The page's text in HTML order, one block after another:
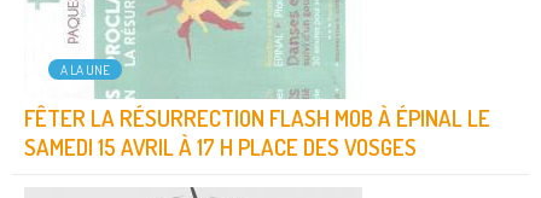
A LA UNE
FÊTER LA RÉSURRECTION FLASH MOB À ÉPINAL LE
SAMEDI 15 AVRIL À 17 H PLACE DES VOSGES